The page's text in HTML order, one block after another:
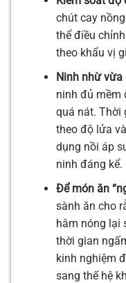
chút cay
thể điều
theo khẩu vị
Ninh nhừ vừa
ninh đủ mềm
quá nát. Thời
theo độ lửa
dụng nồi áp
ninh đáng kể.
Để món ăn
sành ăn cho
hâm nóng lại
thời gian
kinh nghiệm
sang thế hệ